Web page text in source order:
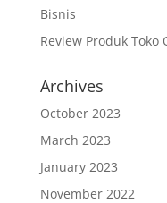
Bisnis
Review Produk
Archives
October 2023
March 2023
January 2023
November 2022